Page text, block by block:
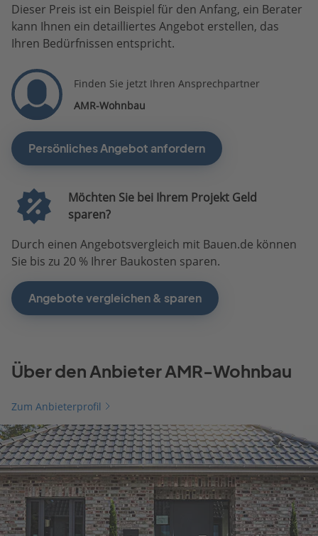
Dieser Preis ist ein Beispiel für den Anfang, ein Berater
kann Ihnen ein detailliertes Angebot erstellen, das
Ihren Bedürfnissen entspricht.
Finden Sie jetzt Ihren Ansprechpartner
AMR-Wohnbau
Persönliches Angebot anfordern
Möchten Sie bei Ihrem Projekt Geld
sparen?
Durch einen Angebotsvergleich mit Bauen.de können
Sie bis zu 20 % Ihrer Baukosten sparen.
Angebote vergleichen & sparen
Über den Anbieter AMR-Wohnbau
Zum Anbieterprofil